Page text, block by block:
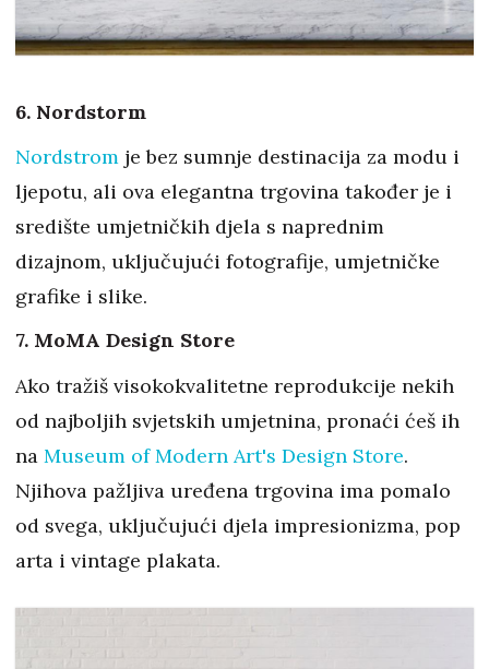
6. Nordstorm
Nordstrom je bez sumnje destinacija za modu i
ljepotu, ali ova elegantna trgovina također je i
središte umjetničkih djela s naprednim
dizajnom, uključujući fotografije, umjetničke
grafike i slike.
7. MoMA Design Store
Ako tražiš visokokvalitetne reprodukcije nekih
od najboljih svjetskih umjetnina, pronaći ćeš ih
na Museum of Modern Art's Design Store.
Njihova pažljiva uređena trgovina ima pomalo
od svega, uključujući djela impresionizma, pop
arta i vintage plakata.